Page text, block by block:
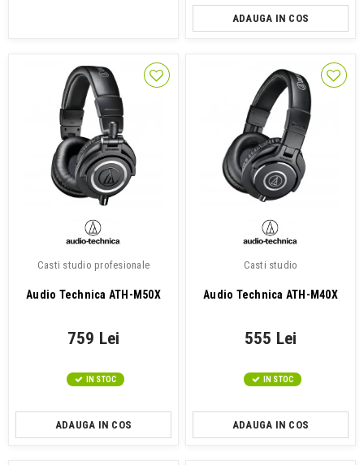
ADAUGA IN COS
Casti studio profesionale
Audio Technica ATH-M50X
759 Lei
IN STOC
ADAUGA IN COS
Casti studio
Audio Technica ATH-M40X
555 Lei
IN STOC
ADAUGA IN COS